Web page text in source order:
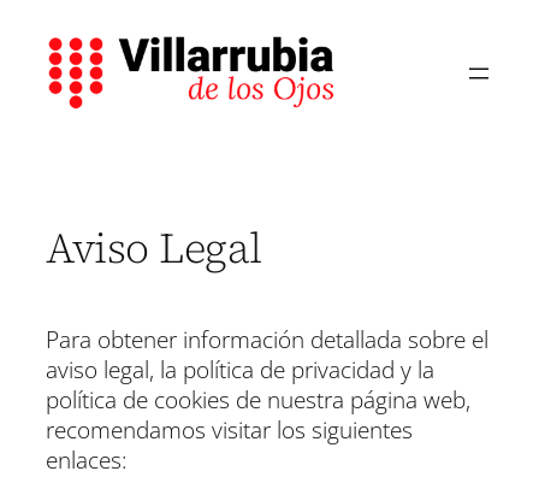
contenido
Aviso Legal
Para obtener información detallada sobre el
aviso legal, la política de privacidad y la
política de cookies de nuestra página web,
recomendamos visitar los siguientes
enlaces: